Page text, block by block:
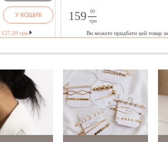
У КОШИК
127.20 грн
159
00
грн
Ви можете придбати цей товар за